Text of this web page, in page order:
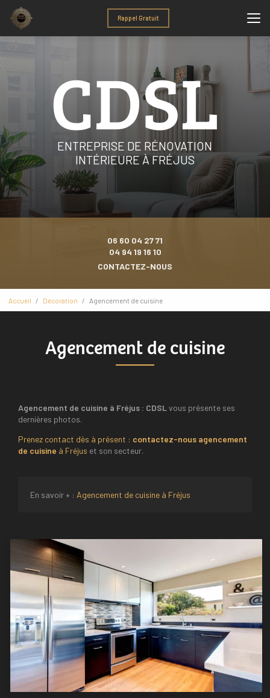
contenu
Rappel Gratuit
ENTREPRISE DE RÉNOVATION
INTÉRIEURE À FRÉJUS
06 60 04 27 71
04 94 19 16 10
CONTACTEZ-NOUS
Accueil Décoration Agencement de cuisine
Agencement de cuisine
Agencement de cuisine à Fréjus : CDSL vous présente ses
dernières photos.
Prenez contact dès à présent : contactez-nous agencement
de cuisine à Fréjus et son secteur.
En savoir + : Agencement de cuisine à Fréjus